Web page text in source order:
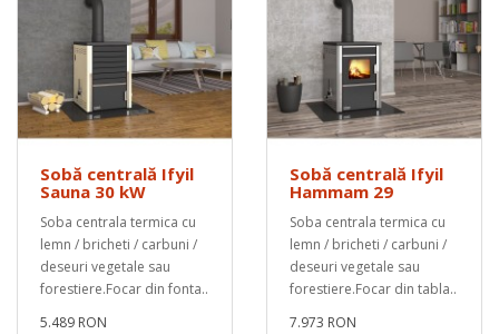
Sobă centrală Ifyil
Sauna 30 kW
Soba centrala termica cu
lemn / bricheti / carbuni /
deseuri vegetale sau
forestiere.Focar din fonta..
5.489 RON
Sobă centrală Ifyil
Hammam 29
Soba centrala termica cu
lemn / bricheti / carbuni /
deseuri vegetale sau
forestiere.Focar din tabla..
7.973 RON